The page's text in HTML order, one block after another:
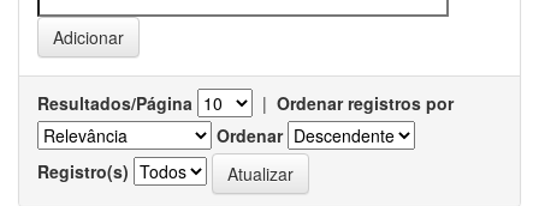
Resultados/Página | Ordenar registros por
Ordenar
Registro(s)